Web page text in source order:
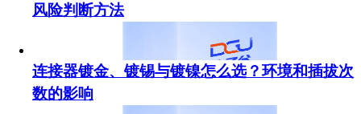
风险判断方法
连接器镀金、镀锡与镀镍怎么选？环境和插拔次
数的影响